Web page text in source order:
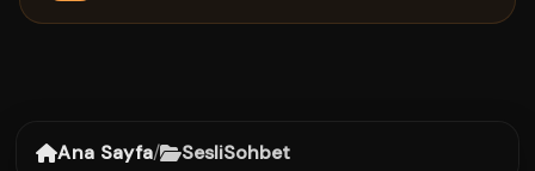
Ana Sayfa/ SesliSohbet